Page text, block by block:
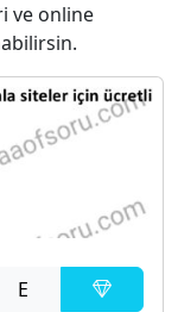
ve online
E